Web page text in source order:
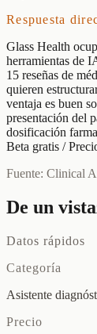
Respuesta
Glass Health
herramientas de
15 reseñas de
quieren
ventaja es buen
presentación del
dosificación
Beta gratis /
Fuente: Clinical
De un
Datos rápidos
Categoría
Asistente
Precio